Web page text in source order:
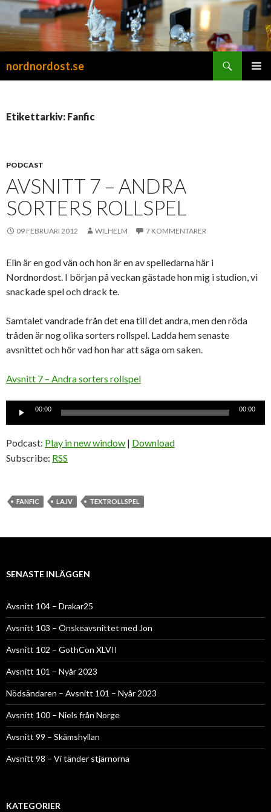
nordnordost.se
Etikettarkiv: Fanfic
PODCAST
AVSNITT 7 – ANDRA
SORTERS ROLLSPEL
09 FEBRUARI 2012 WILHELM 7 KOMMENTARER
Elin är en god vän och hon är en av spelledarna här i
Nordnordost. I början på veckan gästade hon mig i studion, vi
snackade spel och drack te.
Samtalet vandrade från det ena till det andra, men den röda
tråden är nog olika sorters rollspel. Ladda hem senaste
avsnittet och hör vad hon har att säga om saken.
Avsnitt 7 – Andra sorters rollspel
Ljudspelare
00:00 00:00
Podcast: Play in new window | Download
Subscribe: RSS
FANFIC LAJV TEXTROLLSPEL
SENASTE INLÄGGEN
Avsnitt 104 – Drakar25
Avsnitt 103 – Önskeavsnittet med Jon
Avsnitt 102 – GothCon XLVII
Avsnitt 101 – Nyår 2023
Nödsändaren – Avsnitt 101 – Nyår 2023
Avsnitt 100 – Niels från Norge
Avsnitt 99 – Skämshyllan
Avsnitt 98 – Vi tänder stjärnorna
KATEGORIER